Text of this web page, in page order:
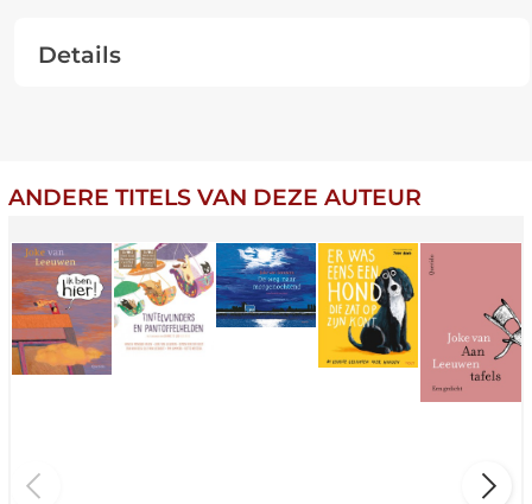
Details
ANDERE TITELS VAN DEZE AUTEUR